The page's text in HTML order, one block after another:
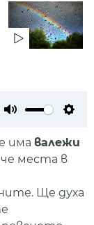
има валежи
места в
Ще духа